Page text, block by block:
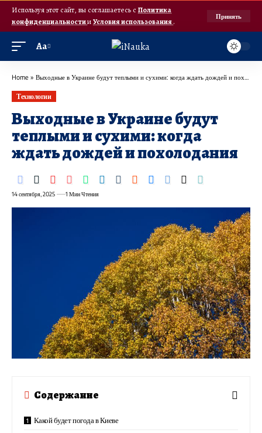
Используя этот сайт, вы соглашаетесь с Политика
конфиденциальностииУсловия использования.
Принять
Аа
Home » Выходные в Украине будут теплыми и сухими: когда ждать дождей и похолодания
Технологии
Выходные в Украине будут
теплыми и сухими: когда
ждать дождей и похолодания
14 сентября, 2025 1 Мин Чтения
Содержание
Какой будет погода в Киеве